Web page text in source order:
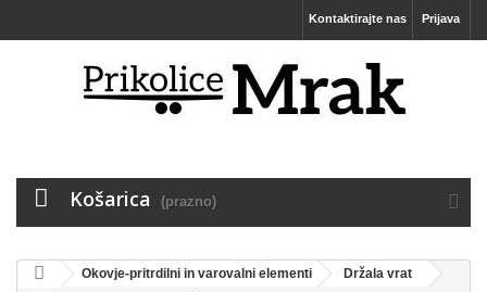
Prijava
Kontaktirajte nas
Košarica (prazno)
Okovje-pritrdilni in varovalni elementi
Držala vrat